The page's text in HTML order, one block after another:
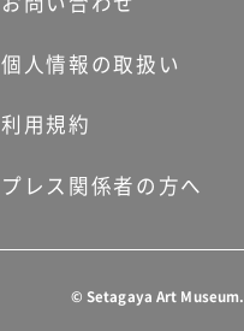
個人情報の取扱い
利用規約
プレス関係者の方へ
© Setagaya Art Museum.